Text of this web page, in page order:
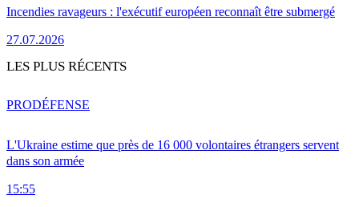
Incendies ravageurs : l'exécutif européen reconnaît être submergé
27.07.2026
LES PLUS RÉCENTS
L'Ukraine estime que près de 16 000 volontaires étrangers servent
dans son armée
15:55
PRODÉFENSE